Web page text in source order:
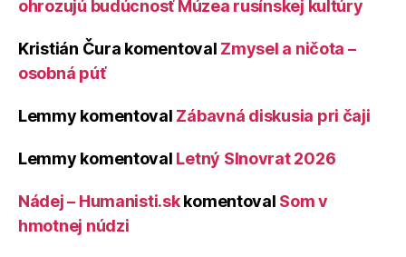
ohrozujú budúcnosť Múzea rusínskej kultúry
Kristián Čura komentoval Zmysel a ničota –
osobná púť
Lemmy komentoval Zábavná diskusia pri čaji
Lemmy komentoval Letný Slnovrat 2026
Nádej – Humanisti.skkomentoval Som v
hmotnej núdzi